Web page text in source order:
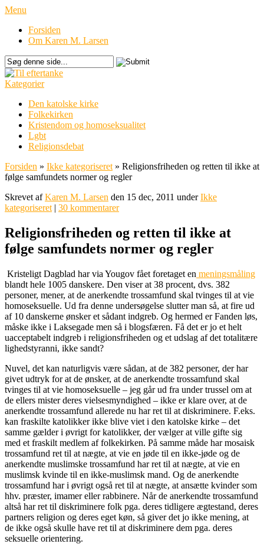
Menu
Forsiden
Om Karen M. Larsen
Kategorier
Den katolske kirke
Folkekirken
Kristendom og homoseksualitet
Lgbt
Religionsdebat
Forsiden » Ikke kategoriseret » Religionsfriheden og retten til ikke at
følge samfundets normer og regler
Skrevet afKaren M. Larsen den 15 dec, 2011 underIkke
kategoriseret | 30 kommentarer
Religionsfriheden og retten til ikke at
følge samfundets normer og regler
Kristeligt Dagblad har via Yougov fået foretaget en meningsmåling
blandt hele 1005 danskere. Den viser at 38 procent, dvs. 382
personer, mener, at de anerkendte trossamfund skal tvinges til at vie
homoseksuelle. Ud fra denne undersøgelse slutter man så, at fire ud
af 10 danskerne ønsker et sådant indgreb. Og hermed er Fanden løs,
måske ikke i Laksegade men så i blogsfæren. Få det er jo et helt
uacceptabelt indgreb i religionsfriheden og et udslag af det totalitære
lighedstyranni, ikke sandt?
Nuvel, det kan naturligvis være sådan, at de 382 personer, der har
givet udtryk for at de ønsker, at de anerkendte trossamfund skal
tvinges til at vie homoseksuelle – jeg går ud fra under trussel om at
de ellers mister deres vielsesmyndighed – ikke er klare over, at de
anerkendte trossamfund allerede nu har ret til at diskriminere. F.eks.
kan fraskilte katolikker ikke blive viet i den katolske kirke – det
samme gælder i øvrigt for katolikker, der vælger at ville gifte sig
med et fraskilt medlem af folkekirken. På samme måde har mosaisk
trossamfund ret til at nægte, at vie en jøde til en ikke-jøde og de
anerkendte muslimske trossamfund har ret til at nægte, at vie en
muslimsk kvinde til en ikke-muslimsk mand. Og de anerkendte
trossamfund har i øvrigt også ret til at nægte, at ansætte kvinder som
hhv. præster, imamer eller rabbinere. Når de anerkendte trossamfund
altså har ret til diskriminere folk pga. deres tidligere ægtestand, deres
partners religion og deres eget køn, så giver det jo ikke mening, at
de ikke også skulle have ret til at diskriminere dem pga. deres
seksuelle orientering.